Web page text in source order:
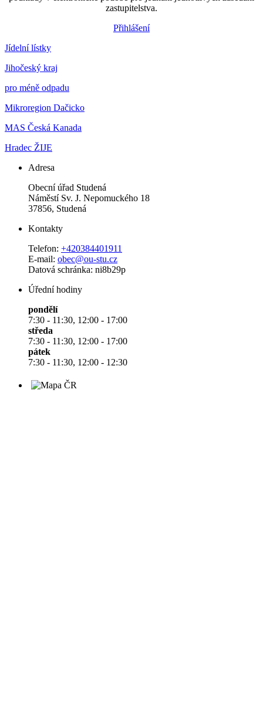
zastupitelstva.
Přihlášení
Jídelní lístky
Jihočeský kraj
pro méně odpadu
Mikroregion Dačicko
MAS Česká Kanada
Hradec ŽIJE
Adresa
Obecní úřad Studená
Náměstí Sv. J. Nepomuckého 18
37856, Studená
Kontakty
Telefon: +420384401911
E-mail: obec@ou-stu.cz
Datová schránka: ni8b29p
Úřední hodiny
pondělí
7:30 - 11:30, 12:00 - 17:00
středa
7:30 - 11:30, 12:00 - 17:00
pátek
7:30 - 11:30, 12:00 - 12:30